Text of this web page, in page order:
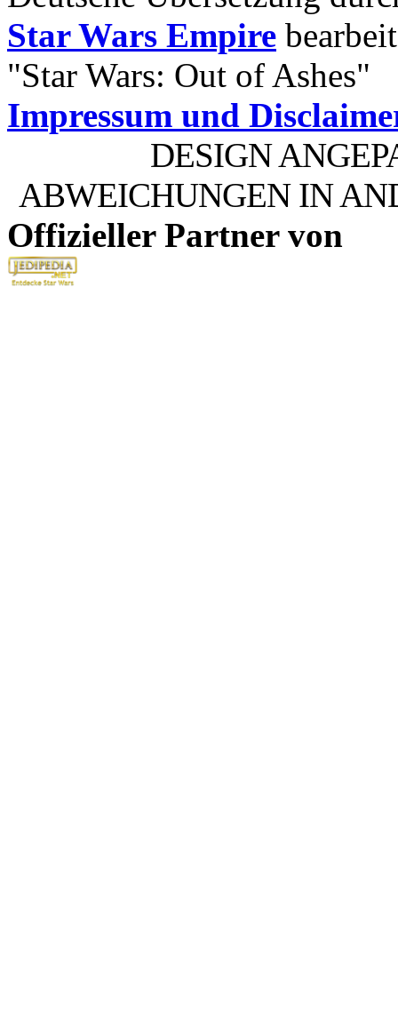
Star Wars Empire
"Star Wars: Out of Ashes"
Impressum und
DESIGN
ABWEICHUNGEN IN
Offizieller Partner von